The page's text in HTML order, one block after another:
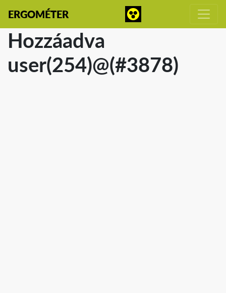
ERGOMÉTER
Hozzáadva
user(254)@(#3878)